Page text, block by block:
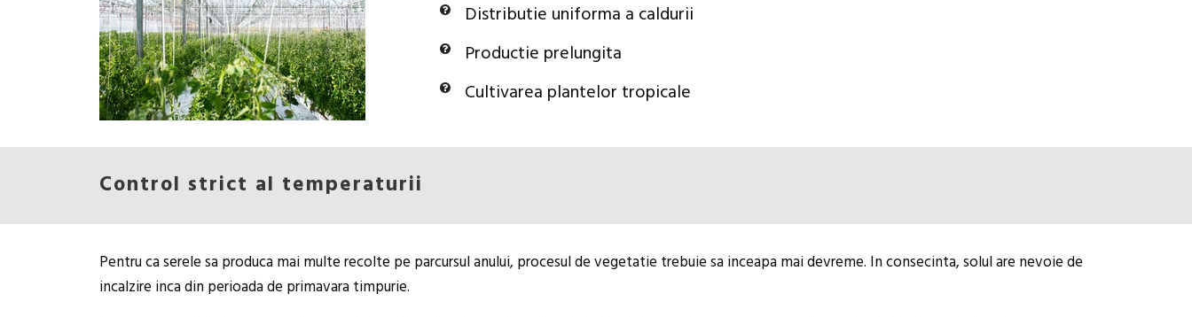
Distributie uniforma a caldurii
Productie prelungita
Cultivarea plantelor tropicale
Control strict al temperaturii
Pentru ca serele sa produca mai multe recolte pe parcursul anului, procesul de vegetatie trebuie sa inceapa mai devreme. In consecinta, solul are nevoie de
incalzire inca din perioada de primavara timpurie.